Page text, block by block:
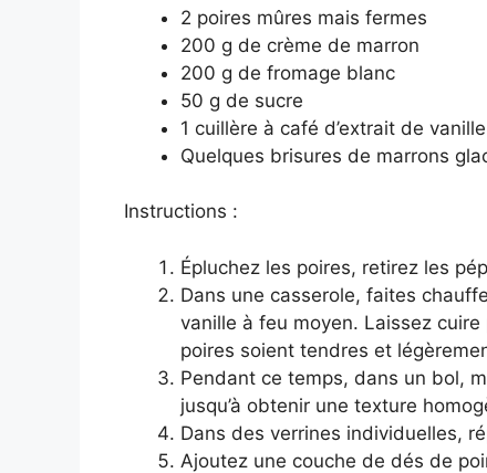
2 poires mûres mais fermes
200 g de crème de marron
200 g de fromage blanc
50 g de sucre
1 cuillère à café d’extrait de vanille
Quelques brisures de marrons
Instructions :
Épluchez les poires, retirez les
Dans une casserole, faites
vanille à feu moyen. Laissez
poires soient tendres et
Pendant ce temps, dans un bol,
jusqu’à obtenir une texture
Dans des verrines individuelles,
Ajoutez une couche de dés de